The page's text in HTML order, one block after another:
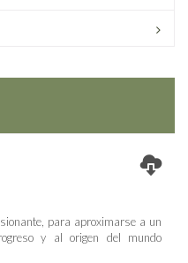
para aproximarse a un
y al origen del mundo